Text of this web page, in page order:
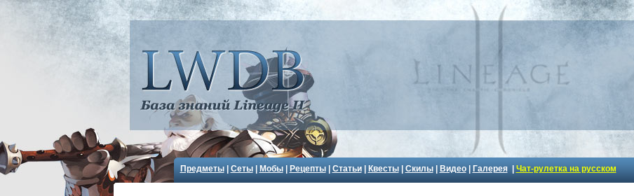
Предметы| Сеты| Мобы| Рецепты| Статьи| Квесты| Скилы| Видео| Галерея| Чат-рулетка на русском